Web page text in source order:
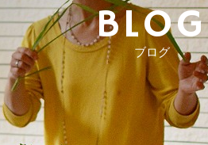
BLOG
ブログ